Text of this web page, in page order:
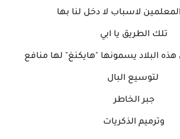
لاسباب لا دخل لنا بها
تلك الطريق يا ابي
البلاد يسمونها "هايكنغ" لها منافع
لتوسيع البال
جبر الخاطر
وترميم الذكريات